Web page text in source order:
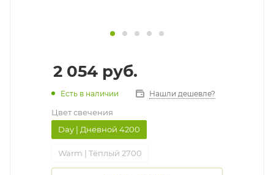
2 054 руб.
Есть в наличии Нашли дешевле?
Цвет свечения
Day | Дневной 4200
Warm | Тёплый 2700